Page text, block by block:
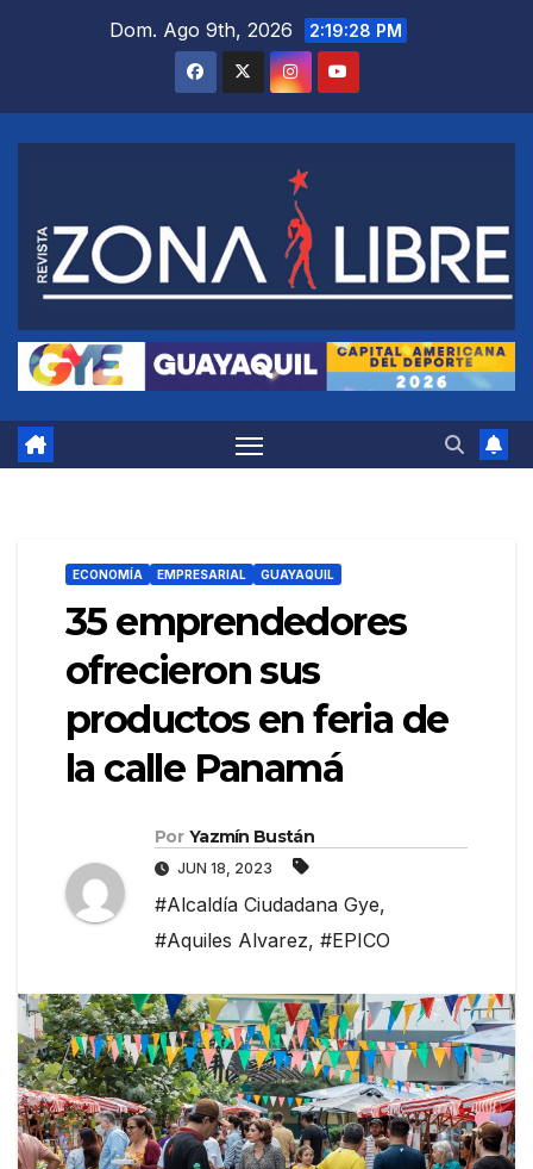
Dom. Ago 9th, 2026 2:19:29 PM
ECONOMÍA EMPRESARIAL GUAYAQUIL
35 emprendedores
ofrecieron sus
productos en feria de
la calle Panamá
Por Yazmín Bustán
JUN 18, 2023
#Alcaldía Ciudadana Gye,
#Aquiles Alvarez, #EPICO